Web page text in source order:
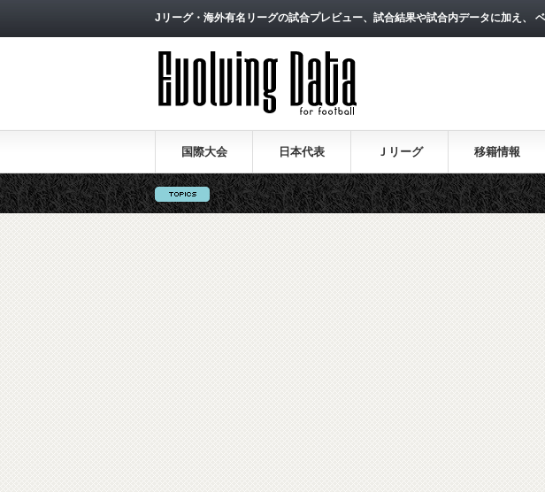
Jリーグ・海外有名リーグの試合プレビュー、試合結果や試合内データに加え、
国際大会 日本代表 Ｊリーグ 移籍情報